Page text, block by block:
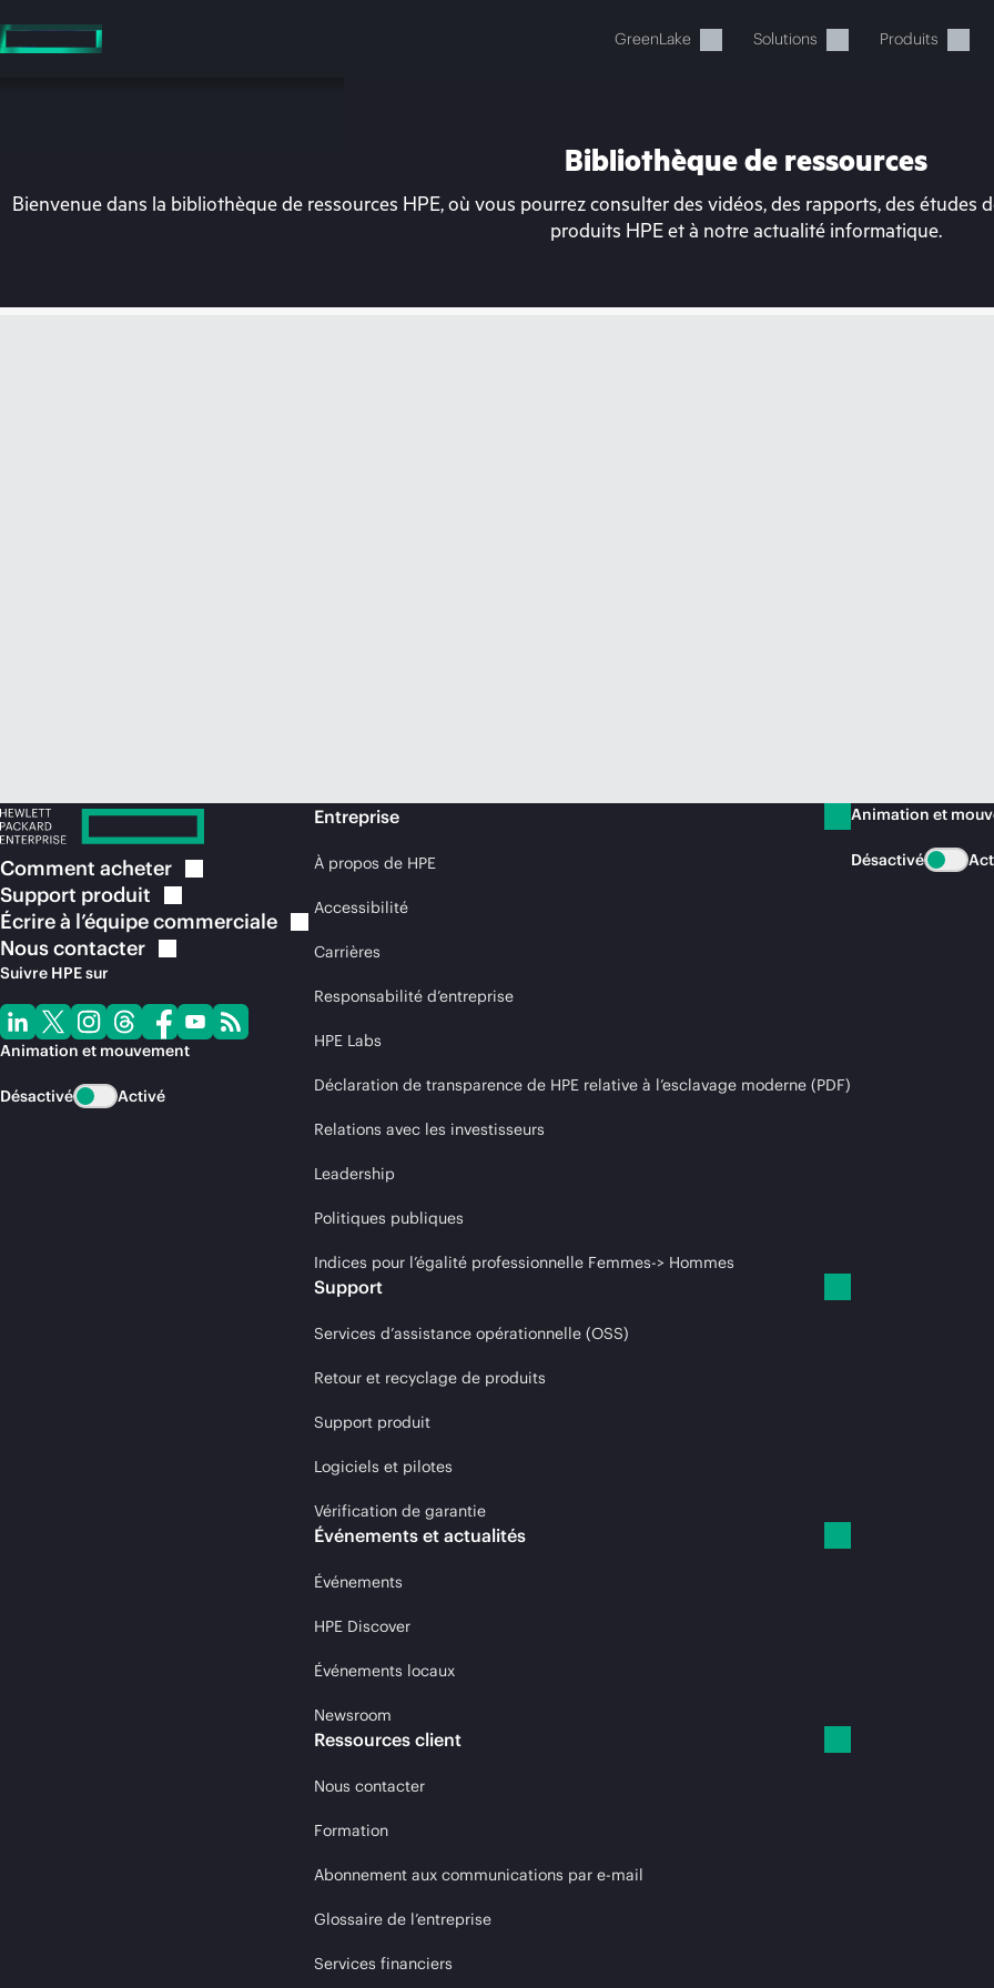
au
contenu
GreenLake Solutions Produits
Votre panier est actuellement
Bibliothèque de ressources
Bienvenue dans la bibliothèque de ressources HPE, où vous pourrez consulter des vidéos, des rapports, des études
produits HPE et à notre actualité informatique.
Comment acheter
Support produit
Écrire à l’équipecommerciale
Nouscontacter
Suivre HPE sur
Animation et mouvement
Désactivé Activé
Entreprise
À propos de HPE
Accessibilité
Carrières
Responsabilité d’entreprise
HPE Labs
Déclaration de transparence de HPE relative à l’esclavage moderne (PDF)
Relations avec les investisseurs
Leadership
Politiques publiques
Indices pour l’égalité professionnelle Femmes-> Hommes
Support
Services d’assistance opérationnelle (OSS)
Retour et recyclage de produits
Support produit
Logiciels et pilotes
Vérification de garantie
Événements et actualités
Événements
HPE Discover
Événements locaux
Newsroom
Ressources client
Nous contacter
Formation
Abonnement aux communications par e-mail
Glossaire de l’entreprise
Services financiers
Animation et
Désactivé